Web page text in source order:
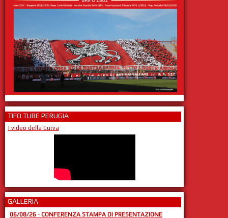
TIFO TUBE PERUGIA
I video della Curva
GALLERIA
06/08/26- CONFERENZA STAMPA DI PRESENTAZIONE